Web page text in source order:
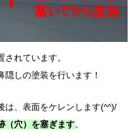
されています。
しの塗装を行います！
は、表面をケレンします(^^)/
（穴）を塞ぎます。